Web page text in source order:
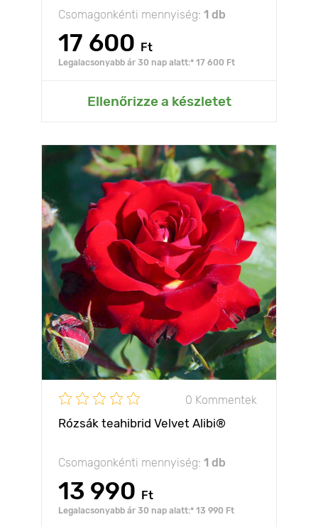
Csomagonkénti mennyiség: 1 db
17 600 Ft
Legalacsonyabb ár 30 nap alatt:* 17 600 Ft
Ellenőrizze a készletet
0 Kommentek
Rózsák teahibrid Velvet Alibi®
Csomagonkénti mennyiség: 1 db
13 990 Ft
Legalacsonyabb ár 30 nap alatt:* 13 990 Ft